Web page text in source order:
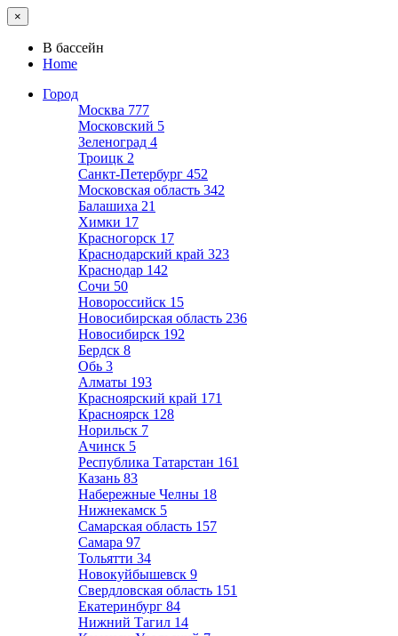
×
В бассейн
Home
Город
Москва 777
Московский 5
Зеленоград 4
Троицк 2
Санкт-Петербург 452
Московская область 342
Балашиха 21
Химки 17
Красногорск 17
Краснодарский край 323
Краснодар 142
Сочи 50
Новороссийск 15
Новосибирская область 236
Новосибирск 192
Бердск 8
Обь 3
Алматы 193
Красноярский край 171
Красноярск 128
Норильск 7
Ачинск 5
Республика Татарстан 161
Казань 83
Набережные Челны 18
Нижнекамск 5
Самарская область 157
Самара 97
Тольятти 34
Новокуйбышевск 9
Свердловская область 151
Екатеринбург 84
Нижний Тагил 14